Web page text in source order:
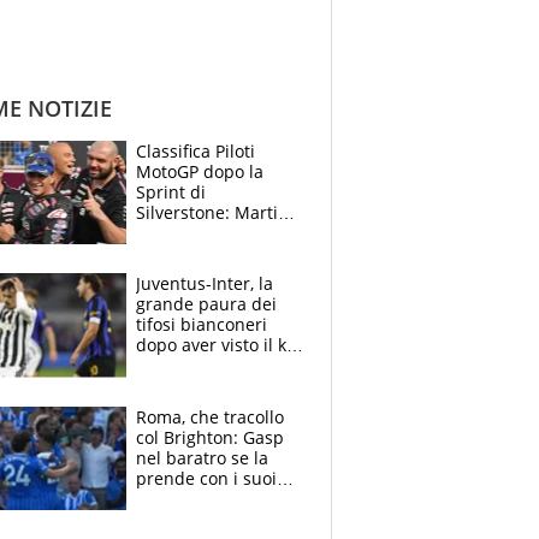
NOTIZIE
Classifica Piloti
MotoGP dopo la
Sprint di
Silverstone: Martin
Marquez
Juventus-Inter, la
grande paura dei
tifosi bianconeri
dopo aver visto il ko
Roma, che tracollo
col Brighton: Gasp
nel baratro se la
prende con i suoi